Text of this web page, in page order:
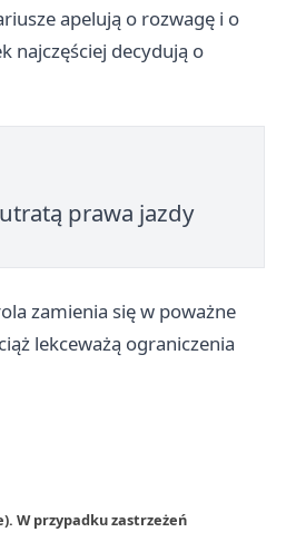
apelują o rozwagę i o
najczęściej decydują o
prawa jazdy
zamienia się w poważne
lekceważą ograniczenia
W przypadku zastrzeżeń